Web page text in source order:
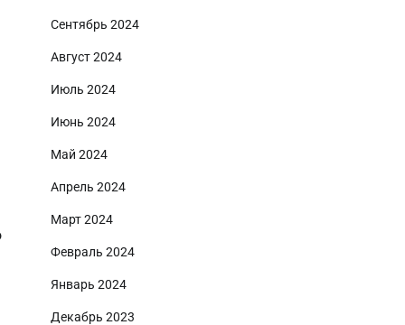
Сентябрь 2024
Август 2024
Июль 2024
Июнь 2024
Май 2024
Апрель 2024
Март 2024
Февраль 2024
Январь 2024
Декабрь 2023